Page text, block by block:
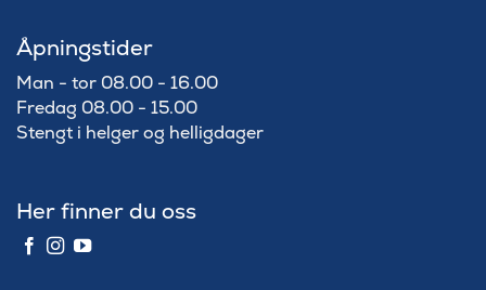
Åpningstider
Man - tor 08.00 - 16.00
Fredag 08.00 - 15.00
Stengt i helger og helligdager
Her finner du oss